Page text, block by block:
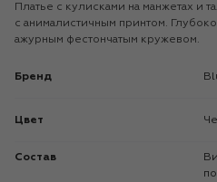
Платье с кулисками на манжетах и
с анималистичным принтом.
ажурным фестончатым кружевом.
Бренд
Цвет
Состав
Вискоза: 100%; Подкладка-